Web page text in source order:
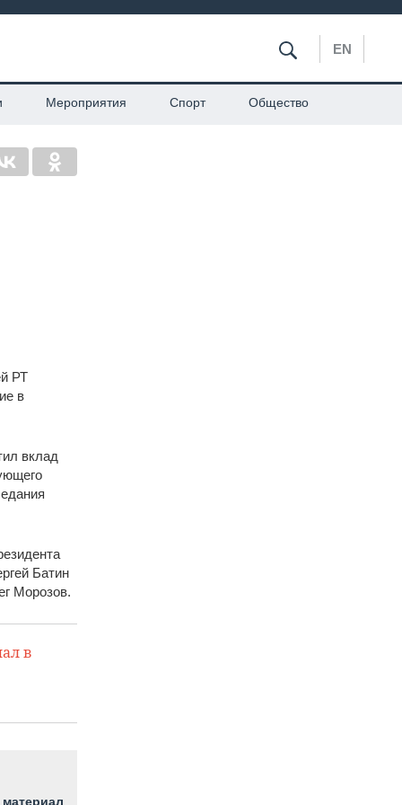
EN
Мероприятия Спорт Общество
РТ
в
вклад
Батин
Морозов.
в
материал